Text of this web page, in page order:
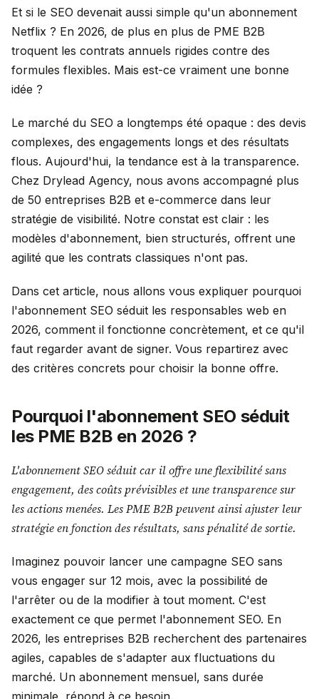
Et si le SEO devenait aussi simple qu'un abonnement
Netflix ? En 2026, de plus en plus de PME B2B
troquent les contrats annuels rigides contre des
formules flexibles. Mais est-ce vraiment une bonne
idée ?
Le marché du SEO a longtemps été opaque : des devis
complexes, des engagements longs et des résultats
flous. Aujourd'hui, la tendance est à la transparence.
Chez Drylead Agency, nous avons accompagné plus
de 50 entreprises B2B et e-commerce dans leur
stratégie de visibilité. Notre constat est clair : les
modèles d'abonnement, bien structurés, offrent une
agilité que les contrats classiques n'ont pas.
Dans cet article, nous allons vous expliquer pourquoi
l'abonnement SEO séduit les responsables web en
2026, comment il fonctionne concrètement, et ce qu'il
faut regarder avant de signer. Vous repartirez avec
des critères concrets pour choisir la bonne offre.
Pourquoi l'abonnement SEO séduit
les PME B2B en 2026 ?
L'abonnement SEO séduit car il offre une flexibilité sans
engagement, des coûts prévisibles et une transparence sur
les actions menées. Les PME B2B peuvent ainsi ajuster leur
stratégie en fonction des résultats, sans pénalité de sortie.
Imaginez pouvoir lancer une campagne SEO sans
vous engager sur 12 mois, avec la possibilité de
l'arrêter ou de la modifier à tout moment. C'est
exactement ce que permet l'abonnement SEO. En
2026, les entreprises B2B recherchent des partenaires
agiles, capables de s'adapter aux fluctuations du
marché. Un abonnement mensuel, sans durée